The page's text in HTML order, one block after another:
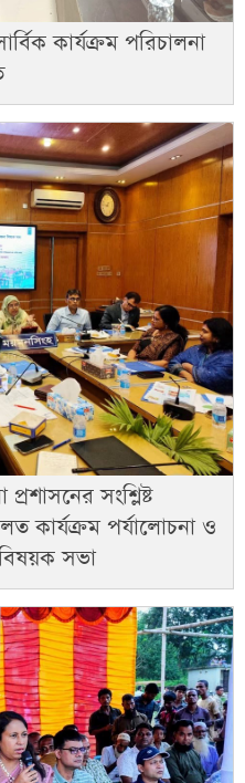
কার্যক্রম পরিচালনা
সংশ্লিষ্ট
কার্যক্রম পর্যালোচনা ও
সভা